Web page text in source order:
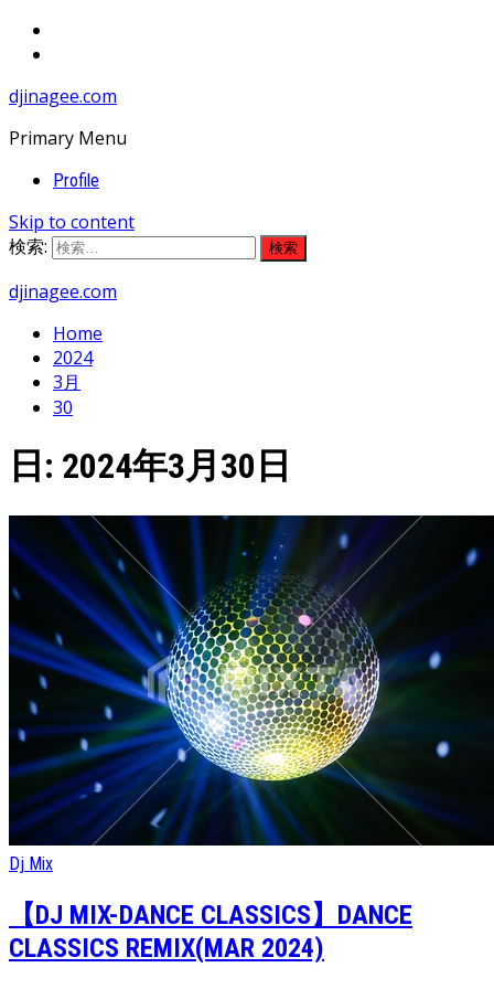
djinagee.com
Primary Menu
Profile
Skip to content
検索:
djinagee.com
Home
2024
3月
30
日: 2024年3月30日
Dj Mix
【DJ MIX-DANCE CLASSICS】DANCE
CLASSICS REMIX(MAR 2024)